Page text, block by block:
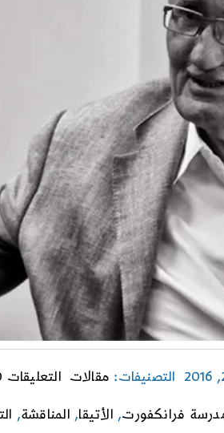
التصنيفات: مقالات التعليقات 0
فرانكفورت, الأتيقا, المناقشة,